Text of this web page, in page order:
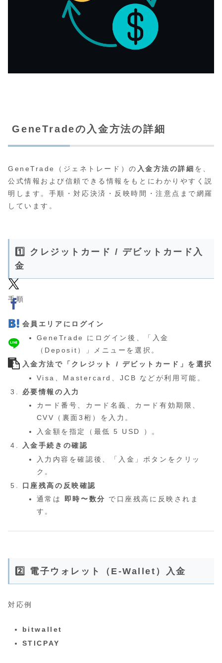
GeneTradeの入金方法の詳細
GeneTrade（ジェネトレード）の 入金方法の詳細 を、
公式情報および信頼できる情報をもとにわかりやすく説
明します。手順・対応決済・反映時間・注意点まで網羅
しています。
1️⃣ クレジットカード / デビットカード入
金
手順
会員エリアにログイン
GeneTrade にログイン後、「入金
（Deposit）」メニューを選択。
入金方法で「クレジット / デビットカード」を選択
Visa、Mastercard、JCB などが利用可能。
必要情報の入力
カード番号、カード名義、カード有効期限、
CVV（裏面3桁）を入力。
入金額を指定（最低 5 USD ）。
入金手続きの確認
入力内容を確認後、「入金」ボタンをクリッ
ク。
口座残高の反映確認
通常は 即時〜数分
で口座残高に反映されま
す。
2️⃣ 電子ウォレット（E‑Wallet）入金
対応例
bitwallet
STICPAY